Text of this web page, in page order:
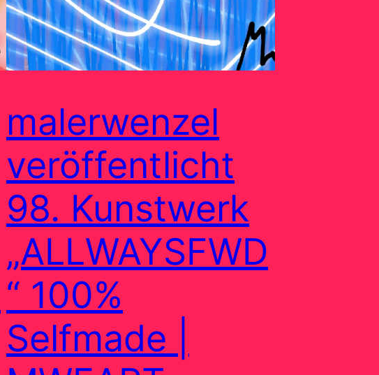
malerwenzel
veröffentlicht
98. Kunstwerk
„ALLWAYSFWD
“ 100%
Selfmade |